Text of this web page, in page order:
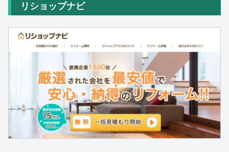
リショップナビ